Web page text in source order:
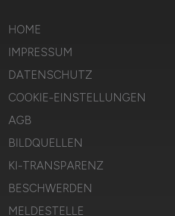
HOME
IMPRESSUM
DATENSCHUTZ
COOKIE-EINSTELLUNGEN
AGB
BILDQUELLEN
KI-TRANSPARENZ
BESCHWERDEN
MELDESTELLE